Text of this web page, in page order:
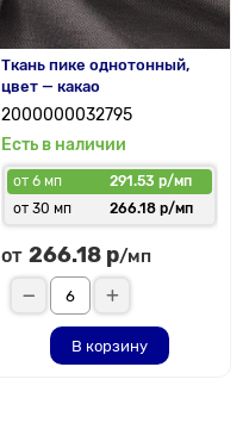
Ткань пике однотонный,
цвет — какао
2000000032795
Есть в наличии
от 6 мп
291.53 р/мп
от 30 мп
266.18 р/мп
от 266.18 р/мп
В корзину